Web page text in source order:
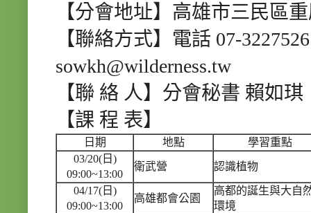
【分會地址】高雄市三民區
【聯絡方式】電話 07-
sowkh@wilderness.tw
【聯 絡 人】分會秘書 賴如琪
【課 程 表】
日期 地點
學習重點
03/20(日)
09:00~13:00
衛武營 認識植物
04/17(日)
09:00~13:00
高雄都會公園
高都的誕生與大自
環境